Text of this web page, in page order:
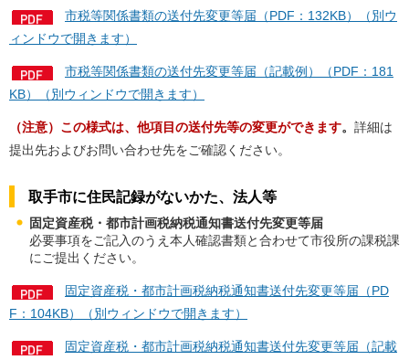
市税等関係書類の送付先変更等届（PDF：132KB）（別ウ
ィンドウで開きます）
市税等関係書類の送付先変更等届（記載例）（PDF：181
KB）（別ウィンドウで開きます）
（注意）この様式は、他項目の送付先等の変更ができます。 詳細は
提出先およびお問い合わせ先をご確認ください。
取手市に住民記録がないかた、法人等
固定資産税・都市計画税納税通知書送付先変更等届
必要事項をご記入のうえ本人確認書類と合わせて市役所の課税課
にご提出ください。
固定資産税・都市計画税納税通知書送付先変更等届（PD
F：104KB）（別ウィンドウで開きます）
固定資産税・都市計画税納税通知書送付先変更等届（記載